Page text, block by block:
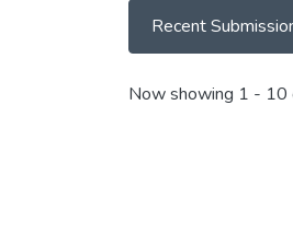
Recent
Recent
Now showing 1 - 10